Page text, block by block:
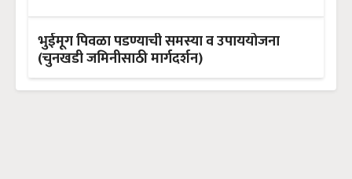
भुईमूग पिवळा पडण्याची समस्या व उपाययोजना
(चुनखडी जमिनीसाठी मार्गदर्शन)